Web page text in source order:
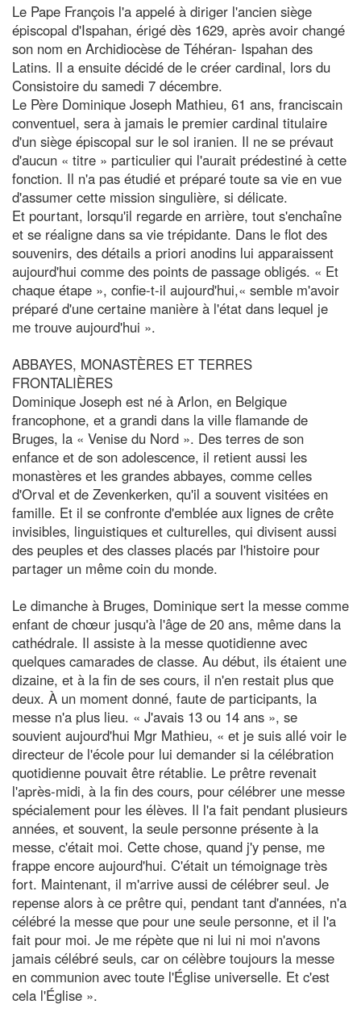
Le Pape François l'a appelé à diriger l'ancien siège
épiscopal d'Ispahan, érigé dès 1629, après avoir changé
son nom en Archidiocèse de Téhéran- Ispahan des
Latins. Il a ensuite décidé de le créer cardinal, lors du
Consistoire du samedi 7 décembre.
Le Père Dominique Joseph Mathieu, 61 ans, franciscain
conventuel, sera à jamais le premier cardinal titulaire
d'un siège épiscopal sur le sol iranien. Il ne se prévaut
d'aucun « titre » particulier qui l'aurait prédestiné à cette
fonction. Il n'a pas étudié et préparé toute sa vie en vue
d'assumer cette mission singulière, si délicate.
Et pourtant, lorsqu'il regarde en arrière, tout s'enchaîne
et se réaligne dans sa vie trépidante. Dans le flot des
souvenirs, des détails a priori anodins lui apparaissent
aujourd'hui comme des points de passage obligés. « Et
chaque étape », confie-t-il aujourd'hui,« semble m'avoir
préparé d'une certaine manière à l'état dans lequel je
me trouve aujourd'hui ».
ABBAYES, MONASTÈRES ET TERRES
FRONTALIÈRES
Dominique Joseph est né à Arlon, en Belgique
francophone, et a grandi dans la ville flamande de
Bruges, la « Venise du Nord ». Des terres de son
enfance et de son adolescence, il retient aussi les
monastères et les grandes abbayes, comme celles
d'Orval et de Zevenkerken, qu'il a souvent visitées en
famille. Et il se confronte d'emblée aux lignes de crête
invisibles, linguistiques et culturelles, qui divisent aussi
des peuples et des classes placés par l'histoire pour
partager un même coin du monde.
Le dimanche à Bruges, Dominique sert la messe comme
enfant de chœur jusqu'à l'âge de 20 ans, même dans la
cathédrale. Il assiste à la messe quotidienne avec
quelques camarades de classe. Au début, ils étaient une
dizaine, et à la fin de ses cours, il n'en restait plus que
deux. À un moment donné, faute de participants, la
messe n'a plus lieu. « J'avais 13 ou 14 ans », se
souvient aujourd'hui Mgr Mathieu, « et je suis allé voir le
directeur de l'école pour lui demander si la célébration
quotidienne pouvait être rétablie. Le prêtre revenait
l'après-midi, à la fin des cours, pour célébrer une messe
spécialement pour les élèves. Il l'a fait pendant plusieurs
années, et souvent, la seule personne présente à la
messe, c'était moi. Cette chose, quand j'y pense, me
frappe encore aujourd'hui. C'était un témoignage très
fort. Maintenant, il m'arrive aussi de célébrer seul. Je
repense alors à ce prêtre qui, pendant tant d'années, n'a
célébré la messe que pour une seule personne, et il l'a
fait pour moi. Je me répète que ni lui ni moi n'avons
jamais célébré seuls, car on célèbre toujours la messe
en communion avec toute l'Église universelle. Et c'est
cela l'Église ».